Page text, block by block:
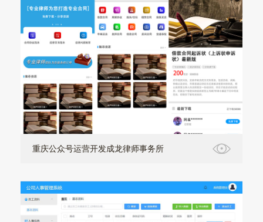
重庆公众号运营开发成龙律师事务所